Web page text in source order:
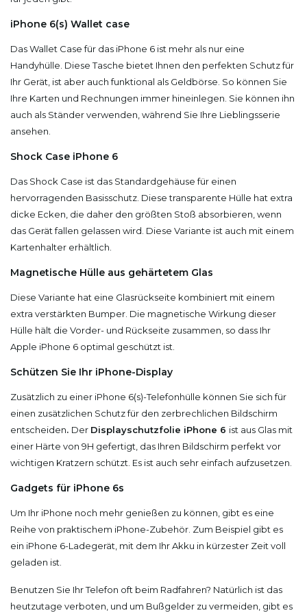
iPhone 6(s) Wallet case
Das Wallet Case für das iPhone 6 ist mehr als nur eine
Handyhülle. Diese Tasche bietet Ihnen den perfekten Schutz für
Ihr Gerät, ist aber auch funktional als Geldbörse. So können Sie
Ihre Karten und Rechnungen immer hineinlegen. Sie können ihn
auch als Ständer verwenden, während Sie Ihre Lieblingsserie
ansehen.
Shock Case iPhone 6
Das Shock Case ist das Standardgehäuse für einen
hervorragenden Basisschutz. Diese transparente Hülle hat extra
dicke Ecken, die daher den größten Stoß absorbieren, wenn
das Gerät fallen gelassen wird. Diese Variante ist auch mit einem
Kartenhalter erhältlich.
Magnetische Hülle aus gehärtetem Glas
Diese Variante hat eine Glasrückseite kombiniert mit einem
extra verstärkten Bumper. Die magnetische Wirkung dieser
Hülle hält die Vorder- und Rückseite zusammen, so dass Ihr
Apple iPhone 6 optimal geschützt ist.
Schützen Sie Ihr iPhone-Display
Zusätzlich zu einer iPhone 6(s)-Telefonhülle können Sie sich für
einen zusätzlichen Schutz für den zerbrechlichen Bildschirm
entscheiden. Der Displayschutzfolie iPhone 6 ist aus Glas mit
einer Härte von 9H gefertigt, das Ihren Bildschirm perfekt vor
wichtigen Kratzern schützt. Es ist auch sehr einfach aufzusetzen.
Gadgets für iPhone 6s
Um Ihr iPhone noch mehr genießen zu können, gibt es eine
Reihe von praktischem iPhone-Zubehör. Zum Beispiel gibt es
ein iPhone 6-Ladegerät, mit dem Ihr Akku in kürzester Zeit voll
geladen ist.
Benutzen Sie Ihr Telefon oft beim Radfahren? Natürlich ist das
heutzutage verboten, und um Bußgelder zu vermeiden, gibt es